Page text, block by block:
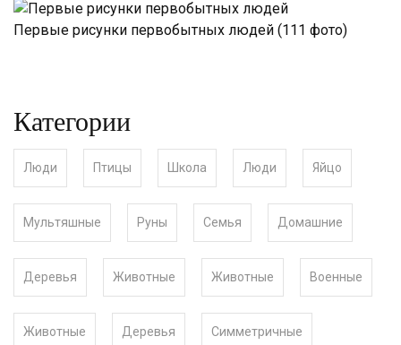
Первые рисунки первобытных людей (111 фото)
Категории
Люди Птицы Школа Люди Яйцо
Мультяшные Руны Семья Домашние
Деревья Животные Животные Военные
Животные Деревья Симметричные